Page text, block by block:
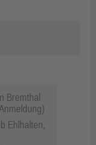
Bremthal
Ehlhalten,